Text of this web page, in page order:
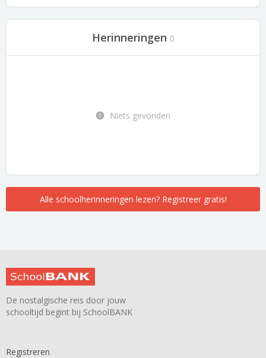
Herinneringen 0
Niets gevonden
Alle schoolherinneringen lezen? Registreer gratis!
De nostalgische reis door jouw
schooltijd begint bij SchoolBANK
Registreren